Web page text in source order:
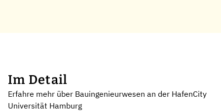
Im Detail
Erfahre mehr über Bauingenieurwesen an der HafenCity
Universität Hamburg